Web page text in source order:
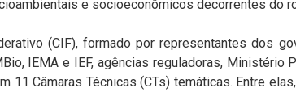
e socioeconômicos decorrentes do
(CIF), formado por representantes dos
IEMA e IEF, agências reguladoras, Ministério
Câmaras Técnicas (CTs) temáticas. Entre